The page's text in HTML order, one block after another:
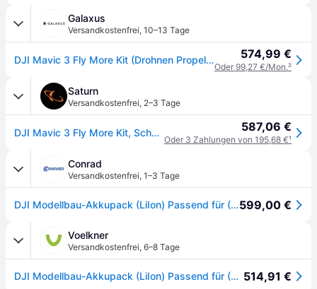
Galaxus
Versandkostenfrei, 10–13 Tage
DJI Mavic 3 Fly More Kit (Drohnen Propeller, DJI Mavic 3, DJI Mavic 3 Cine, DJI Mavic 3 Classic, DJI Mavic 3 Pro, DJI Mavic 3 Pro Cine), Drohne Zubehör, Grau 574,99 €
Oder 99,27 €/Mon.²
Saturn
Versandkostenfrei, 2–3 Tage
DJI Mavic 3 Fly More Kit, Schwarz/Grau 587,06 €
Oder 3 Zahlungen von 195,68 €¹
Conrad
Versandkostenfrei, 1–3 Tage
DJI Modellbau-Akkupack (LiIon) Passend für (Multicopter): DJI Mavic 3, DJI Mavic 3 Classic (DJI RC), DJI Mavic 3 Classic (Drone Only), DJI Mavic 3 Classic599,00 €
Voelkner
Versandkostenfrei, 6–8 Tage
DJI Modellbau-Akkupack (LiIon) Passend für (Multicopter): Mavic 3, Mavic 3 Classic (RC), Mavic 3 Classic (Drone Only), DJI 514,91 €